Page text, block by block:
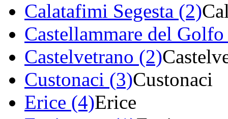
Calatafimi Segesta (2)
Castellammare del
Castelvetrano (2)
Custonaci (3)Custonaci
Erice (4)Erice